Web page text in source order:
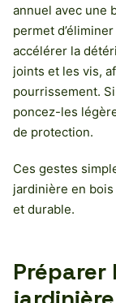
annuel avec une
permet
accélérer la
joints et les vis,
pourrissement.
poncez-les
de protection.
Ces gestes
jardinière en
et durable.
Préparer